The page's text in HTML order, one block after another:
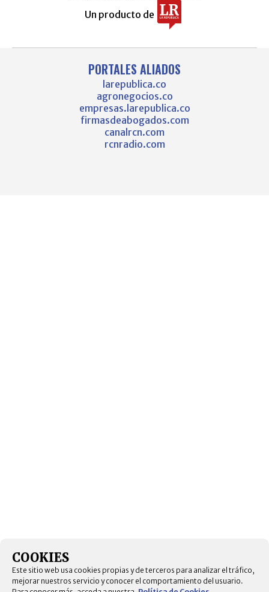
Un producto de
PORTALES ALIADOS
larepublica.co
agronegocios.co
empresas.larepublica.co
firmasdeabogados.com
canalrcn.com
rcnradio.com
COOKIES
Este sitio web usa cookies propias y de terceros para analizar el tráfico,
mejorar nuestros servicio y conocer el comportamiento del usuario.